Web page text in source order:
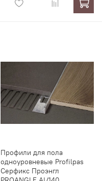
Профили для пола
одноуровневые Profilpas
Серфикс Проэнгл